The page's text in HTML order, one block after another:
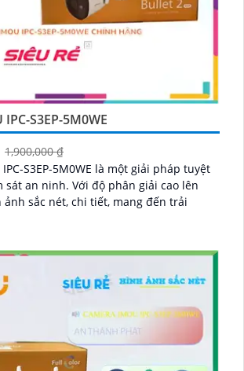
S3EP-5M0WE
1,900,000 ₫
S3EP-5M0WE là một giải pháp tuyệt
độ phân giải cao lên
ảnh sắc nét, chi tiết, mang đến trải